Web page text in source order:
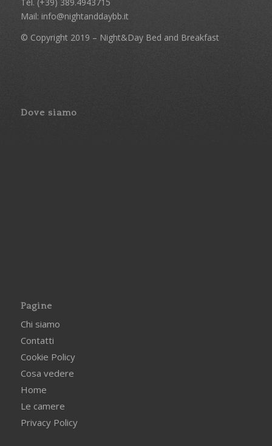
Mail: info@nightanddaybb.it
© Copyright 2019 – Night&Day Bed and Breakfast
Dove siamo
Pagine
Chi siamo
Contatti
Cookie Policy
Cosa vedere
Home
Le camere
Privacy Policy